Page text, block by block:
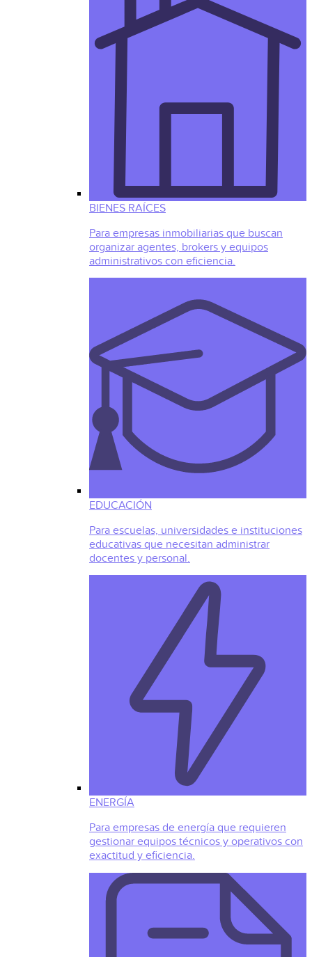
BIENES RAÍCES
Para empresas inmobiliarias que buscan
organizar agentes, brokers y equipos
administrativos con eficiencia.
EDUCACIÓN
Para escuelas, universidades e instituciones
educativas que necesitan administrar
docentes y personal.
ENERGÍA
Para empresas de energía que requieren
gestionar equipos técnicos y operativos con
exactitud y eficiencia.